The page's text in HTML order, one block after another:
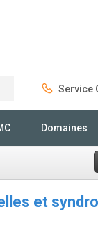
Service
Domaines
et